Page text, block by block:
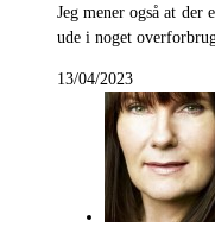
Jeg mener også at der
ude i noget
13/04/2023